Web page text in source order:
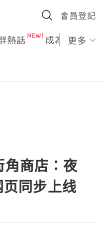
會員登記
熱話 成為U更多
角商店：夜
同步上线